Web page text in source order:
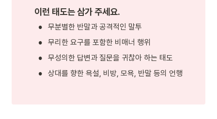
이런 태도는 삼가 주세요.
• 무분별한 반말과 공격적인 말투
• 무리한 요구를 포함한 비매너 행위
• 무성의한 답변과 질문을 귀찮아 하는 태도
• 상대를 향한 욕설, 비방, 모욕, 반말 등의 언행